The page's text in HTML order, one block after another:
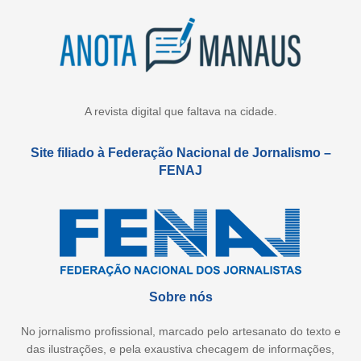
A revista digital que faltava na cidade.
Site filiado à Federação Nacional de Jornalismo –
FENAJ
Sobre nós
No jornalismo profissional, marcado pelo artesanato do texto e
das ilustrações, e pela exaustiva checagem de informações,